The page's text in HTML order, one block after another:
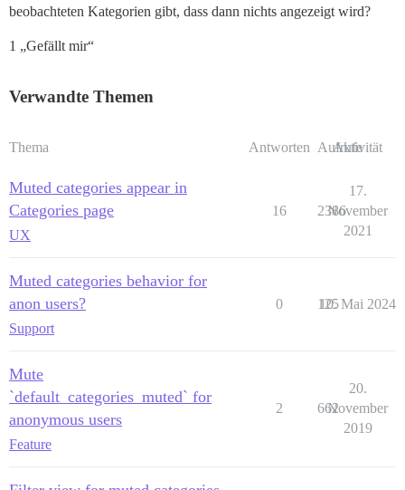
beobachteten Kategorien gibt, dass dann nichts angezeigt wird?
1 „Gefällt mir“
Verwandte Themen
Thema Antworten Aufrufe
Aktivität
Muted categories appear in
Categories page
UX
16 2386
17.
November
2021
Muted categories behavior for
anon users?
Support
0 125
10. Mai 2024
Mute
`default_categories_muted` for
anonymous users
Feature
2 662
20.
November
2019